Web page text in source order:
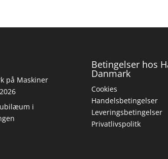
på Maskiner
i
Betingelser hos
Danmark
Cookies
Handelsbetingelser
Leveringsbetingelser
Privatlivspolitk